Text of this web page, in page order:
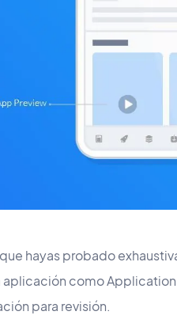
que hayas probado
aplicación como
para revisión.